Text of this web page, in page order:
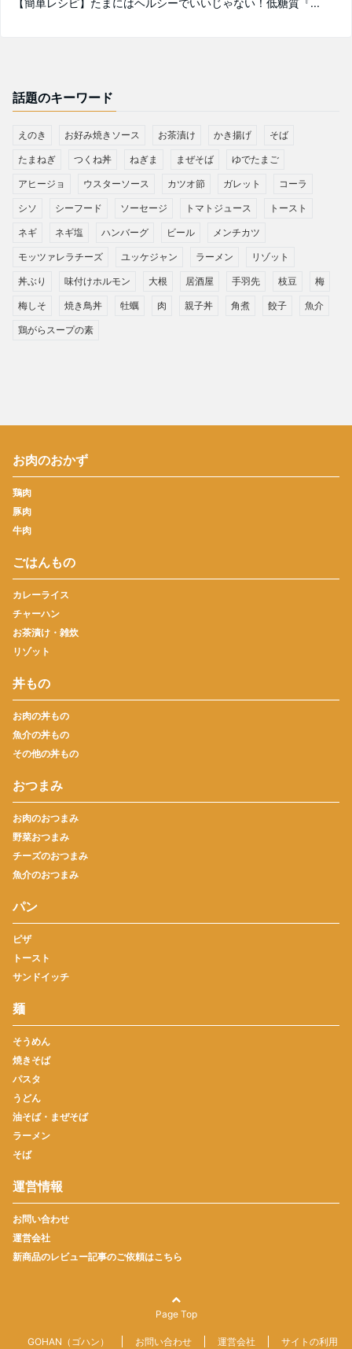
【簡単レシピ】たまにはヘルシーでいいじゃない！低糖質『...
話題のキーワード
えのき お好み焼きソース お茶漬け かき揚げ そば
たまねぎ つくね丼 ねぎま まぜそば ゆでたまご
アヒージョ ウスターソース カツオ節 ガレット コーラ
シソ シーフード ソーセージ トマトジュース トースト
ネギ ネギ塩 ハンバーグ ビール メンチカツ
モッツァレラチーズ ユッケジャン ラーメン リゾット
丼ぶり 味付けホルモン 大根 居酒屋 手羽先 枝豆 梅
梅しそ 焼き鳥丼 牡蠣 肉 親子丼 角煮 餃子 魚介
鶏がらスープの素
お肉のおかず
鶏肉
豚肉
牛肉
ごはんもの
カレーライス
チャーハン
お茶漬け・雑炊
リゾット
丼もの
お肉の丼もの
魚介の丼もの
その他の丼もの
おつまみ
お肉のおつまみ
野菜おつまみ
チーズのおつまみ
魚介のおつまみ
パン
ピザ
トースト
サンドイッチ
麺
そうめん
焼きそば
パスタ
うどん
油そば・まぜそば
ラーメン
そば
運営情報
お問い合わせ
運営会社
新商品のレビュー記事のご依頼はこちら
Page Top
GOHAN（ゴハン） お問い合わせ 運営会社 サイトの利用